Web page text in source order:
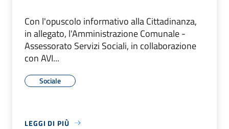
Con l'opuscolo informativo alla Cittadinanza,
in allegato, l'Amministrazione Comunale -
Assessorato Servizi Sociali, in collaborazione
con AVI...
Sociale
LEGGI DI PIÙ